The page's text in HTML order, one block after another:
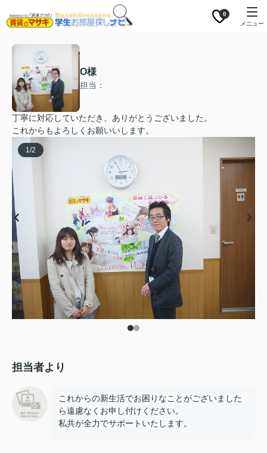
0
メニュー
O様
担当：
丁寧に対応していただき、ありがとうございました。
これからもよろしくお願いいします。
1/2
担当者より
これからの新生活でお困りなことがございました
ら遠慮なくお申し付けください。
私共が全力でサポートいたします。